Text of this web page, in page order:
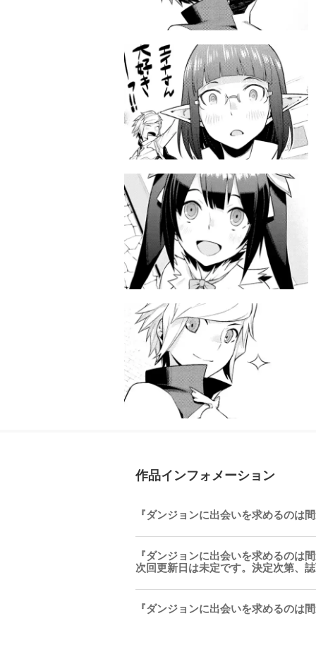
作品インフォメーション
『ダンジョンに出会いを求めるのは
『ダンジョンに出会いを求めるのは
次回更新日は未定です。決定次第、
『ダンジョンに出会いを求めるのは